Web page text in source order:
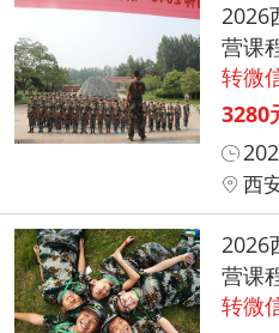
2026
营课
转微
3280
西
2026
营课
转微